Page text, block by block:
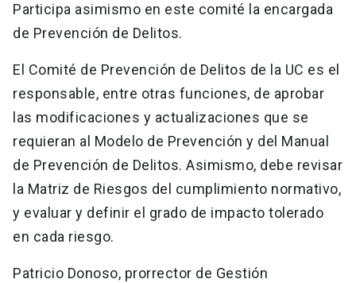
Participa asimismo en este comité la encargada
de Prevención de Delitos.
El Comité de Prevención de Delitos de la UC es el
responsable, entre otras funciones, de aprobar
las modificaciones y actualizaciones que se
requieran al Modelo de Prevención y del Manual
de Prevención de Delitos. Asimismo, debe revisar
la Matriz de Riesgos del cumplimiento normativo,
y evaluar y definir el grado de impacto tolerado
en cada riesgo.
Patricio Donoso, prorrector de Gestión